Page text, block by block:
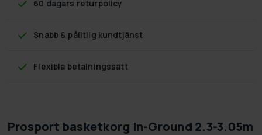
60 dagars returpolicy
Snabb & pålitlig kundtjänst
Flexibla betalningssätt
Prosport basketkorg In-Ground 2.3-3.05m